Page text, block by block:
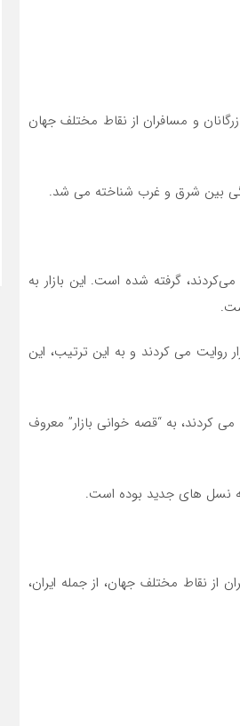
بازرگانان و مسافران از نقاط مختلف جهان
بین شرق و غرب شناخته می ‌شد.
گرفته شده است. این بازار به
روایت می‌ کردند و به این ترتیب، این
می‌ کردند، به “قصه خوانی بازار” معروف
به نسل‌ های جدید بوده است.
از نقاط مختلف جهان، از جمله ایران،